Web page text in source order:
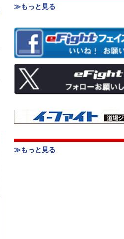
≫もっと見る
≫もっと見る